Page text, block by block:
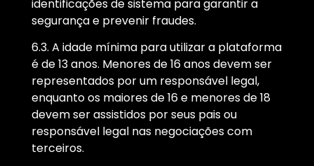
identificações de sistema para garantir a
segurança e prevenir fraudes.
6.3. A idade mínima para utilizar a plataforma
é de 13 anos. Menores de 16 anos devem ser
representados por um responsável legal,
enquanto os maiores de 16 e menores de 18
devem ser assistidos por seus pais ou
responsável legal nas negociações com
terceiros.